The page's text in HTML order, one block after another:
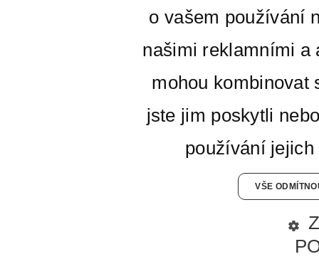
o vašem používání
našimi reklamními a
mohou kombinovat
jste jim poskytli
používání
VŠE